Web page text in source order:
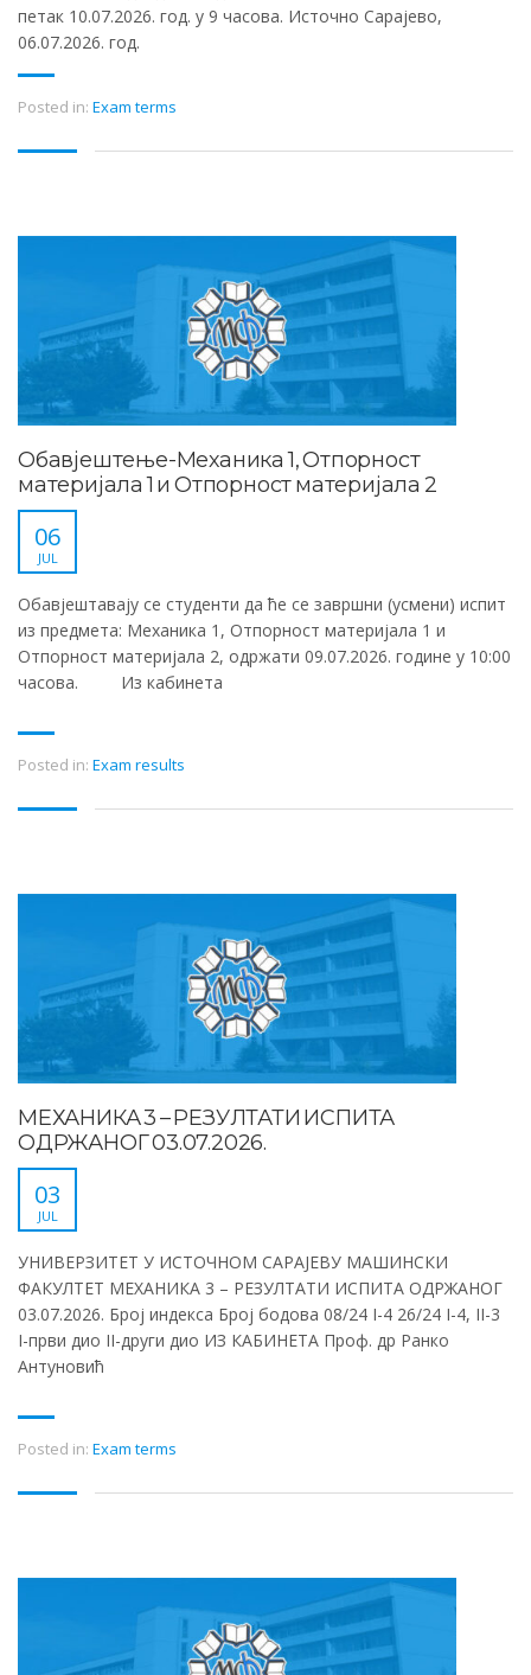
петак 10.07.2026. год. у 9 часова. Источно Сарајево,
06.07.2026. год.
Posted in: Exam terms
Обавјештење-Механика 1, Отпорност
материјала 1 и Отпорност материјала 2
06
JUL
Обавјештавају се студенти да ће се завршни (усмени) испит
из предмета: Механика 1, Отпорност материјала 1 и
Отпорност материјала 2, одржати 09.07.2026. године у 10:00
часова. Из кабинета
Posted in: Exam results
МЕХАНИКА 3 – РЕЗУЛТАТИ ИСПИТА
ОДРЖАНОГ 03.07.2026.
03
JUL
УНИВЕРЗИТЕТ У ИСТОЧНОМ САРАЈЕВУ МАШИНСКИ
ФАКУЛТЕТ МЕХАНИКА 3 – РЕЗУЛТАТИ ИСПИТА ОДРЖАНОГ
03.07.2026. Број индекса Број бодова 08/24 I-4 26/24 I-4, II-3
I-први дио II-други дио ИЗ КАБИНЕТА Проф. др Ранко
Антуновић
Posted in: Exam terms